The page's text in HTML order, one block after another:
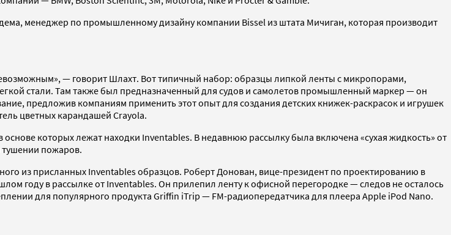
менеджер по промышленному дизайну компании Bissel из штата Мичиган, которая производит
— говорит Шлахт. Вот типичный набор: образцы липкой ленты с микропорами,
стали. Там также был предназначенный для судов и самолетов промышленный маркер — он
предложив компаниям применить этот опыт для создания детских книжек-раскрасок и игрушек
цветных карандашей Crayola.
которых лежат находки Inventables. В недавнюю рассылку была включена «сухая жидкость» от
тушении пожаров.
из присланных Inventables образцов. Роберт Донован, вице-президент по проектированию в
году в рассылке от Inventables. Он прилепил ленту к офисной перегородке — следов не осталось
для популярного продукта Griffin iTrip — FM-радиопередатчика для плеера Apple iPod Nano.